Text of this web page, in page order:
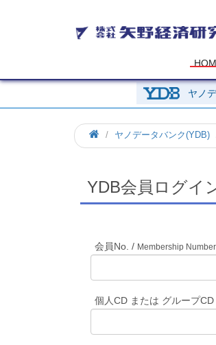
矢
野
研
究
所
ヤノ
ホ
ー
ヤノデータバンク(YDB)
YDB会員ログイ
会員No. / Membership Number
個人CD または グループ